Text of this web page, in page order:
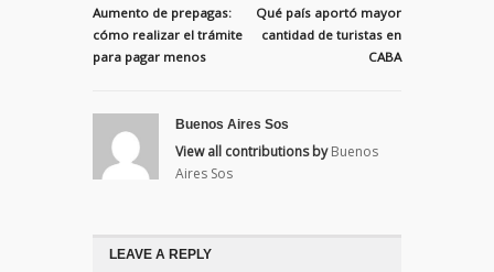
Aumento de prepagas:
cómo realizar el trámite
para pagar menos
Qué país aportó mayor
cantidad de turistas en
CABA
Buenos Aires Sos
View all contributions by Buenos
Aires Sos
LEAVE A REPLY